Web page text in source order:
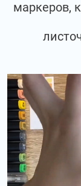
маркеров,